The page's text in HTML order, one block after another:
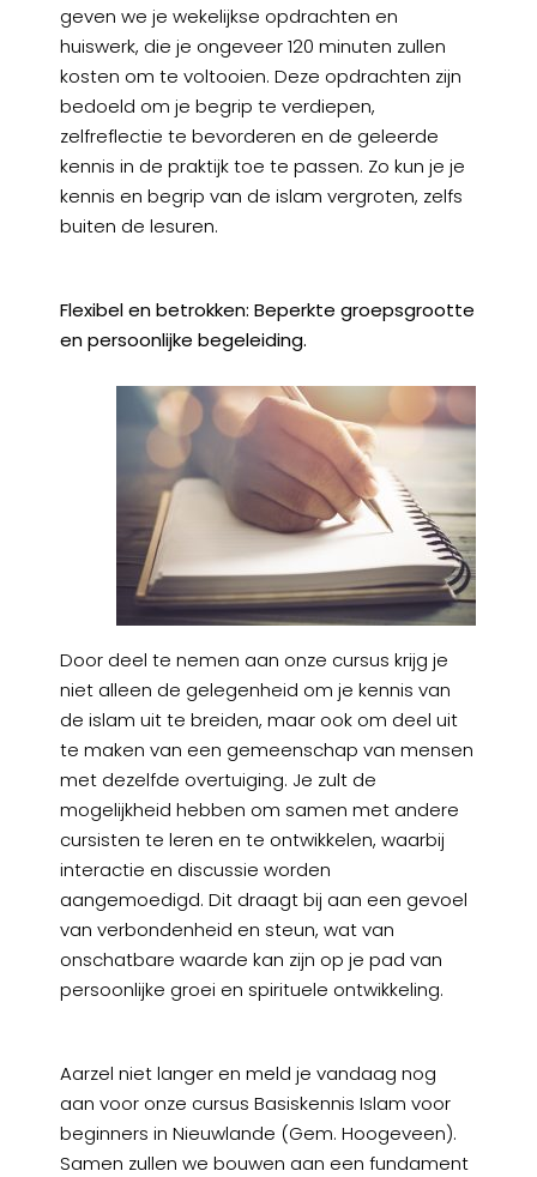
geven we je wekelijkse opdrachten en
huiswerk, die je ongeveer 120 minuten zullen
kosten om te voltooien. Deze opdrachten zijn
bedoeld om je begrip te verdiepen,
zelfreflectie te bevorderen en de geleerde
kennis in de praktijk toe te passen. Zo kun je je
kennis en begrip van de islam vergroten, zelfs
buiten de lesuren.
Flexibel en betrokken: Beperkte groepsgrootte
en persoonlijke begeleiding.
Door deel te nemen aan onze cursus krijg je
niet alleen de gelegenheid om je kennis van
de islam uit te breiden, maar ook om deel uit
te maken van een gemeenschap van mensen
met dezelfde overtuiging. Je zult de
mogelijkheid hebben om samen met andere
cursisten te leren en te ontwikkelen, waarbij
interactie en discussie worden
aangemoedigd. Dit draagt bij aan een gevoel
van verbondenheid en steun, wat van
onschatbare waarde kan zijn op je pad van
persoonlijke groei en spirituele ontwikkeling.
Aarzel niet langer en meld je vandaag nog
aan voor onze cursus Basiskennis Islam voor
beginners in Nieuwlande (Gem. Hoogeveen).
Samen zullen we bouwen aan een fundament